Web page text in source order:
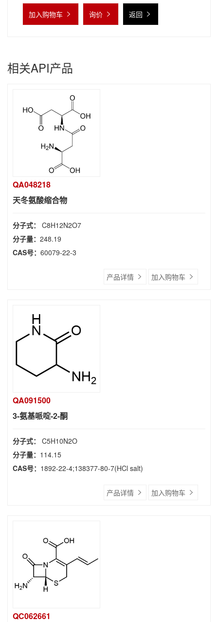
加入购物车 询价 返回
相关API产品
QA048218
天冬氨酸缩合物
分子式： C8H12N2O7
分子量： 248.19
CAS号： 60079-22-3
产品详情 加入购物车
QA091500
3-氨基哌啶-2-酮
分子式： C5H10N2O
分子量： 114.15
CAS号： 1892-22-4;138377-80-7(HCl salt)
产品详情 加入购物车
QC062661